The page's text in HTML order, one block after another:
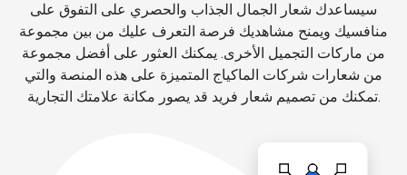
سيساعدك شعار الجمال الجذاب والحصري على التفوق على
منافسيك ويمنح مشاهديك فرصة التعرف عليك من بين مجموعة
من ماركات التجميل الأخرى. يمكنك العثور على أفضل مجموعة
من شعارات شركات الماكياج المتميزة على هذه المنصة والتي
تمكنك من تصميم شعار فريد قد يصور مكانة علامتك التجارية.